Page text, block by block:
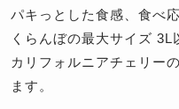
パキっとした食感、食べ
くらんぼの最大サイズ 3L
カリフォルニアチェリー
ます。